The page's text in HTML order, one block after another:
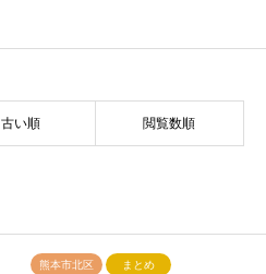
古い順 閲覧数順
熊本市北区 まとめ